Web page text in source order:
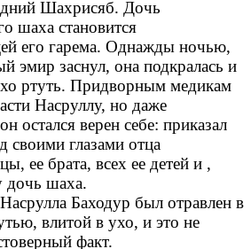
Шахрисяб. Дочь
шаха становится
его гарема. Однажды ночью,
эмир заснул, она подкралась и
ртуть. Придворным медикам
Насруллу, но даже
остался верен себе: приказал
своими глазами отца
ее брата, всех ее детей и ,
дочь шаха.
Баходур был отравлен в
влитой в ухо, и это не
факт.